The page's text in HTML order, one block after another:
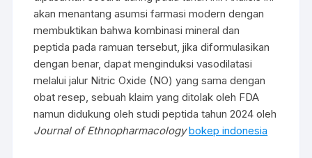
akan menantang asumsi farmasi modern dengan
membuktikan bahwa kombinasi mineral dan
peptida pada ramuan tersebut, jika diformulasikan
dengan benar, dapat menginduksi vasodilatasi
melalui jalur Nitric Oxide (NO) yang sama dengan
obat resep, sebuah klaim yang ditolak oleh FDA
namun didukung oleh studi peptida tahun 2024 oleh
Journal of Ethnopharmacology bokep indonesia